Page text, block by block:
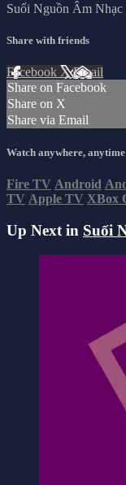
Suối Nguồn Âm
Share with friends
Facebook XEmail
Share on Facebook
Share on X
Share via Email
Watch anywhere, anytime
Fire TV Android
TV Apple TV XBox
Up Next in Suối